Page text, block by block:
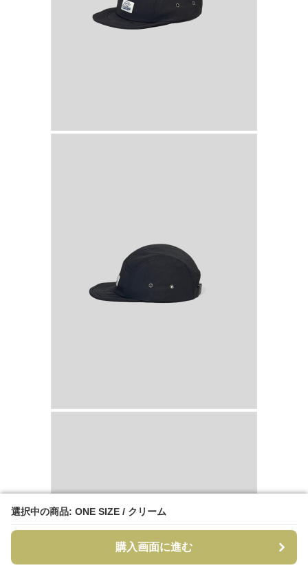
選択中の商品: ONE SIZE / クリーム
購入画面に進む
選択中の商品: ONE SIZE / クリーム
購入画面に進む